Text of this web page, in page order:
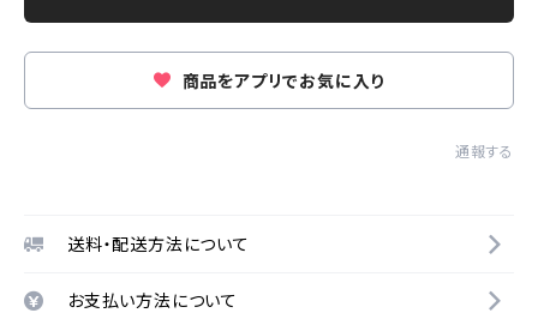
商品をアプリでお気に入り
通報する
送料・配送方法について
お支払い方法について